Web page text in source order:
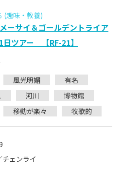
(趣味・教養)
ーサイ＆ゴールデントライア
日ツアー 【RF-21】
風光明媚
有名
河川
博物館
移動が楽々 牧歌的
チェンライ